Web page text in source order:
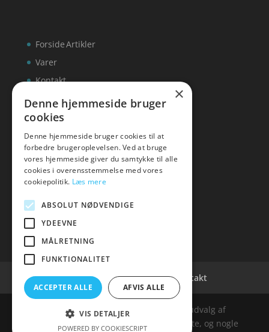
Forside
Varer
Kontakt
Artikler
inks
Tlf: 7876 8672
Mail:info@inks.dk
Cookie- og privatlivspolitik Kontakt
Denne hjemmeside samler et bredt udvalg af
spændende varer. Siden er et affiiliatesite, og nogle
×
Denne hjemmeside bruger
cookies
Denne hjemmeside bruger cookies til at
forbedre brugeroplevelsen. Ved at bruge
vores hjemmeside giver du samtykke til alle
cookies i overensstemmelse med vores
cookiepolitik. Læs mere
ABSOLUT NØDVENDIGE
YDEEVNE
MÅLRETNING
FUNKTIONALITET
ACCEPTER ALLE AFVIS ALLE
VIS DETALJER
POWERED BY COOKIESCRIPT